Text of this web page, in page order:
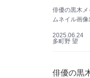
俳優の黒木
ムネイル画
2025.06.24
多町野 望
俳優の黒